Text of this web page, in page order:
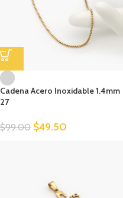
Cadena Acero Inoxidable 1.4mm
27
$99.00 $49.50